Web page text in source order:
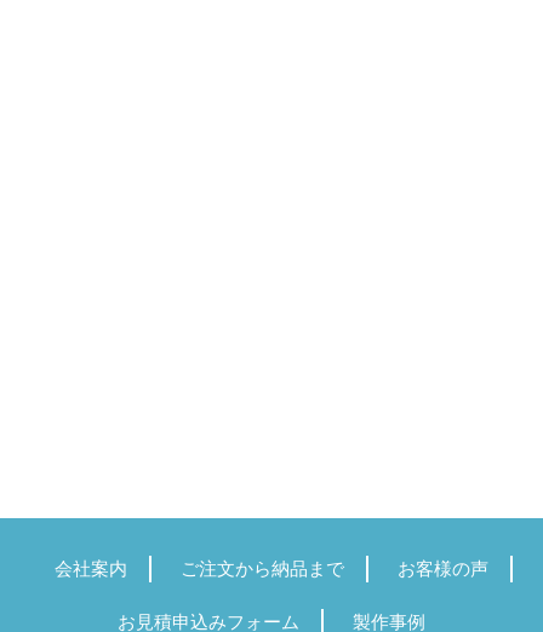
会社案内 ご注文から納品まで お客様の声
お見積申込みフォーム 製作事例